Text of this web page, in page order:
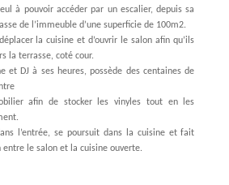
à pouvoir accéder par un escalier, depuis sa
de l’immeuble d’une superficie de 100m2.
la cuisine et d’ouvrir le salon afin qu’ils
la terrasse, coté cour.
et DJ à ses heures, possède des centaines de
afin de stocker les vinyles tout en les
l’entrée, se poursuit dans la cuisine et fait
le salon et la cuisine ouverte.